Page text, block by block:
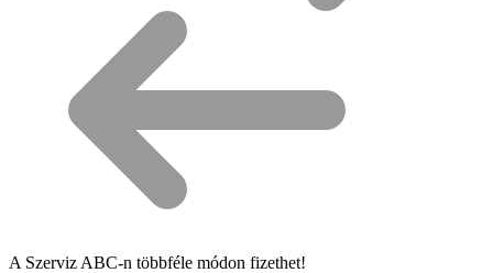
A Szerviz ABC-n többféle módon fizethet!